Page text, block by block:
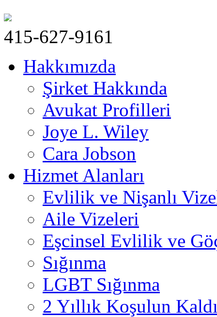
415-627-9161
Hakkımızda
Şirket Hakkında
Avukat Profilleri
Joye L. Wiley
Cara Jobson
Hizmet Alanları
Evlilik ve Nişanlı
Aile Vizeleri
Eşcinsel Evlilik ve
Sığınma
LGBT Sığınma
2 Yıllık Koşulun